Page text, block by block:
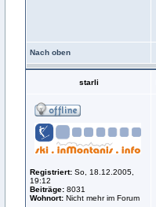
Nach oben
starli
Registriert: So, 18.12.2005,
19:12
Beiträge: 8031
Wohnort: Nicht mehr im Forum